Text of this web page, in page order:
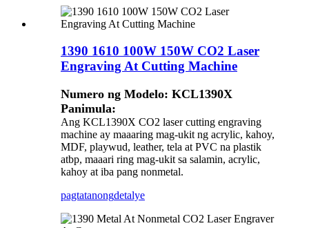
1390 1610 100W 150W CO2 Laser
Engraving At Cutting Machine
Numero ng Modelo: KCL1390X
Panimula:
Ang KCL1390X CO2 laser cutting engraving
machine ay maaaring mag-ukit ng acrylic, kahoy,
MDF, playwud, leather, tela at PVC na plastik
atbp, maaari ring mag-ukit sa salamin, acrylic,
kahoy at iba pang nonmetal.
pagtatanongdetalye